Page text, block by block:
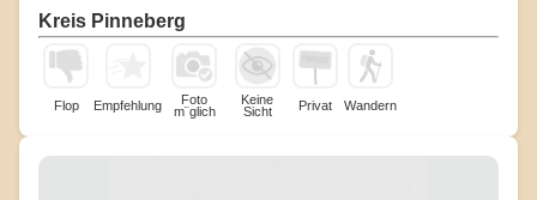
Kreis Pinneberg
Flop Empfehlung
Foto
m¨glich
Keine
Sicht
Privat Wandern